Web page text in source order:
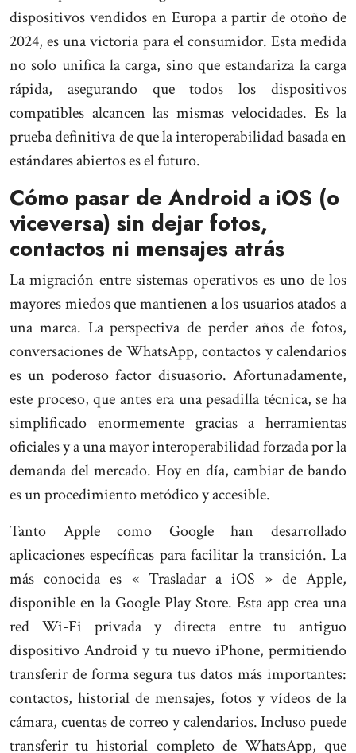
dispositivos vendidos en Europa a partir de otoño de
2024, es una victoria para el consumidor. Esta medida
no solo unifica la carga, sino que estandariza la carga
rápida, asegurando que todos los dispositivos
compatibles alcancen las mismas velocidades. Es la
prueba definitiva de que la interoperabilidad basada en
estándares abiertos es el futuro.
Cómo pasar de Android a iOS (o
viceversa) sin dejar fotos,
contactos ni mensajes atrás
La migración entre sistemas operativos es uno de los
mayores miedos que mantienen a los usuarios atados a
una marca. La perspectiva de perder años de fotos,
conversaciones de WhatsApp, contactos y calendarios
es un poderoso factor disuasorio. Afortunadamente,
este proceso, que antes era una pesadilla técnica, se ha
simplificado enormemente gracias a herramientas
oficiales y a una mayor interoperabilidad forzada por la
demanda del mercado. Hoy en día, cambiar de bando
es un procedimiento metódico y accesible.
Tanto Apple como Google han desarrollado
aplicaciones específicas para facilitar la transición. La
más conocida es « Trasladar a iOS » de Apple,
disponible en la Google Play Store. Esta app crea una
red Wi-Fi privada y directa entre tu antiguo
dispositivo Android y tu nuevo iPhone, permitiendo
transferir de forma segura tus datos más importantes:
contactos, historial de mensajes, fotos y vídeos de la
cámara, cuentas de correo y calendarios. Incluso puede
transferir tu historial completo de WhatsApp, que